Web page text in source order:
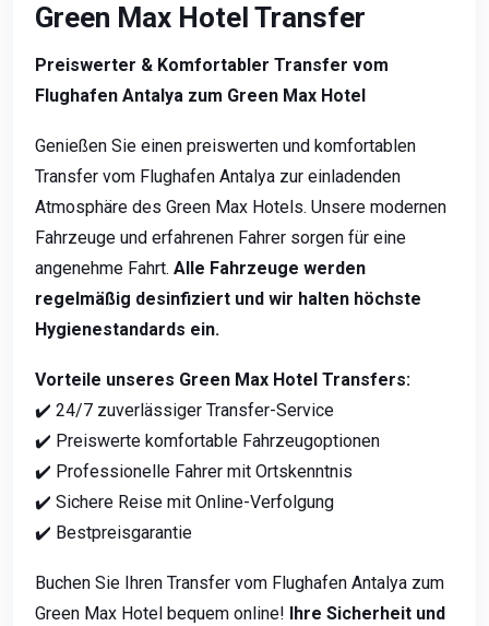
Green Max Hotel Transfer
Preiswerter & Komfortabler Transfer vom
Flughafen Antalya zum Green Max Hotel
Genießen Sie einen preiswerten und komfortablen
Transfer vom Flughafen Antalya zur einladenden
Atmosphäre des Green Max Hotels. Unsere modernen
Fahrzeuge und erfahrenen Fahrer sorgen für eine
angenehme Fahrt. Alle Fahrzeuge werden
regelmäßig desinfiziert und wir halten höchste
Hygienestandards ein.
Vorteile unseres Green Max Hotel Transfers:
✔️ 24/7 zuverlässiger Transfer-Service
✔️ Preiswerte komfortable Fahrzeugoptionen
✔️ Professionelle Fahrer mit Ortskenntnis
✔️ Sichere Reise mit Online-Verfolgung
✔️ Bestpreisgarantie
Buchen Sie Ihren Transfer vom Flughafen Antalya zum
Green Max Hotel bequem online!
Ihre Sicherheit und